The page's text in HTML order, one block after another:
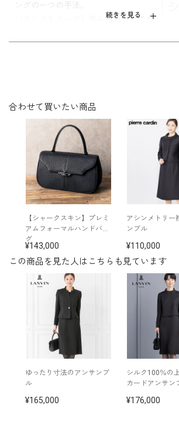
ピングでアクセ
103.0
19号 121.5 108.0 41.0
素材
レーヨン 15％
裏地：キュプラ 100％
その他
洗濯方法：クリーニング
両サイドポケット付き
日本製
※モデル着用：
イヤリング /5652200-00
ネックレス /5615200-00
バッグ /5320292-00
※モデル：身長167cm 9号着用
■ワンピース （単位:cm）
バスト ヒップ 肩
91.0
97.0 80.0 98.5
11号 102.5
続きを見る
ングの一つの手法。
バランスをキープし厚みを重視して立
この商品を見た人はこちらも見ています
ゆったり寸法のアンサンブ
ル
165,000
シルク100％の
カードアンサン
176,000
合わせて買いたい商品
【シャークスキン】プレミ
アムフォーマルハンドバッ
グ
143,000
アシンメトリー
ンブル
110,000